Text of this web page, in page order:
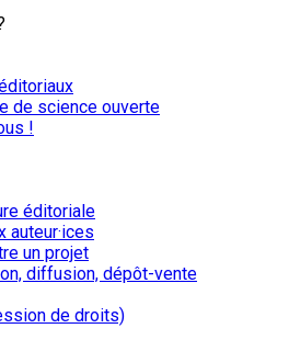
de science ouverte
!
éditoriale
auteur·ices
un projet
diffusion, dépôt-vente
de droits)